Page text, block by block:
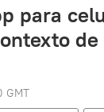
para
GMT